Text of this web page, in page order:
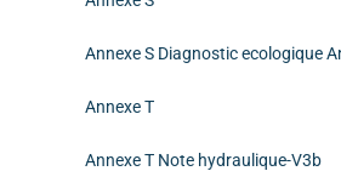
Annexe S Diagnostic ecologique
Annexe T
Annexe T Note hydraulique-V3b